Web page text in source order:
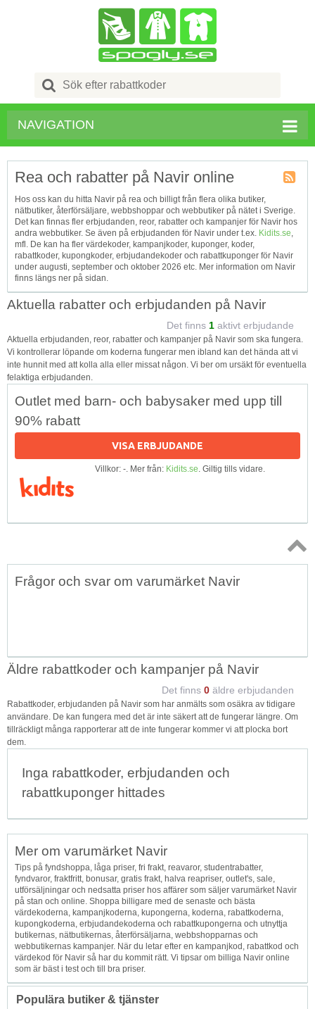
Search
for:
NAVIGATION
RSS
Rea och rabatter på Navir online
Hos oss kan du hitta Navir på rea och billigt från flera olika butiker,
nätbutiker, återförsäljare, webbshoppar och webbutiker på nätet i Sverige.
Det kan finnas fler erbjudanden, reor, rabatter och kampanjer för Navir hos
andra webbutiker. Se även på erbjudanden för Navir under t.ex. Kidits.se,
mfl. De kan ha fler värdekoder, kampanjkoder, kuponger, koder,
rabattkoder, kupongkoder, erbjudandekoder och rabattkuponger för Navir
under augusti, september och oktober 2026 etc. Mer information om Navir
finns längs ner på sidan.
Aktuella rabatter och erbjudanden på Navir
Det finns 1 aktivt erbjudande
Aktuella erbjudanden, reor, rabatter och kampanjer på Navir som ska fungera.
Vi kontrollerar löpande om koderna fungerar men ibland kan det hända att vi
inte hunnit med att kolla alla eller missat någon. Vi ber om ursäkt för eventuella
felaktiga erbjudanden.
Outlet med barn- och babysaker med upp till
90% rabatt
VISA ERBJUDANDE
Villkor: -. Mer från: Kidits.se. Giltig tills vidare.
Topp
Frågor och svar om varumärket Navir
Äldre rabattkoder och kampanjer på Navir
Det finns 0 äldre erbjudanden
Rabattkoder, erbjudanden på Navir som har anmälts som osäkra av tidigare
användare. De kan fungera med det är inte säkert att de fungerar längre. Om
tillräckligt många rapporterar att de inte fungerar kommer vi att plocka bort
dem.
Inga rabattkoder, erbjudanden och
rabattkuponger hittades
Mer om varumärket Navir
Tips på fyndshoppa, låga priser, fri frakt, reavaror, studentrabatter,
fyndvaror, fraktfritt, bonusar, gratis frakt, halva reapriser, outlet's, sale,
utförsäljningar och nedsatta priser hos affärer som säljer varumärket Navir
på stan och online. Shoppa billigare med de senaste och bästa
värdekoderna, kampanjkoderna, kupongerna, koderna, rabattkoderna,
kupongkoderna, erbjudandekoderna och rabattkupongerna och utnyttja
butikernas, nätbutikernas, återförsäljarna, webbshopparnas och
webbutikernas kampanjer. När du letar efter en kampanjkod, rabattkod och
värdekod för Navir så har du kommit rätt. Vi tipsar om billiga Navir online
som är bäst i test och till bra priser.
Populära butiker & tjänster